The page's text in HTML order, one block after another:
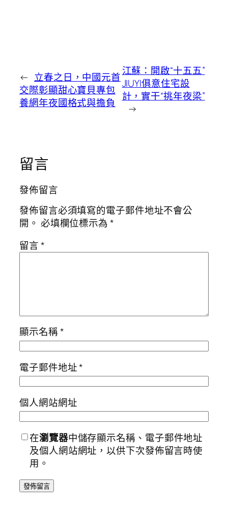
← 立春之日，中國元首
交際彰顯甜心寶貝專包
養網年夜國格式與擔負
江蘇：開啟“十五五”
JIUYI俱意住宅設
計，實干“挑年夜梁”
→
留言
發佈留言
發佈留言必須填寫的電子郵件地址不會公
開。 必填欄位標示為*
留言*
顯示名稱*
電子郵件地址*
個人網站網址
在瀏覽器中儲存顯示名稱、電子郵件地址
及個人網站網址，以供下次發佈留言時使
用。